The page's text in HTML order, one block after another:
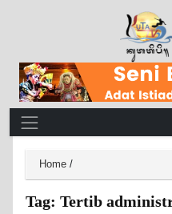
Main Navigation
Home /
Tag: Tertib